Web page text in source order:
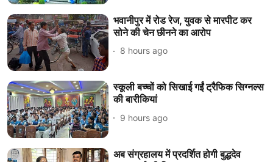
भवानीपुर में रोड रेज, युवक से मारपीट कर
सोने की चेन छीनने का आरोप
8 hours ago
स्कूली बच्चों को सिखाई गईं ट्रैफिक सिग्नल्स
की बारीकियां
9 hours ago
अब संग्रहालय में प्रदर्शित होगी बुद्धदेव